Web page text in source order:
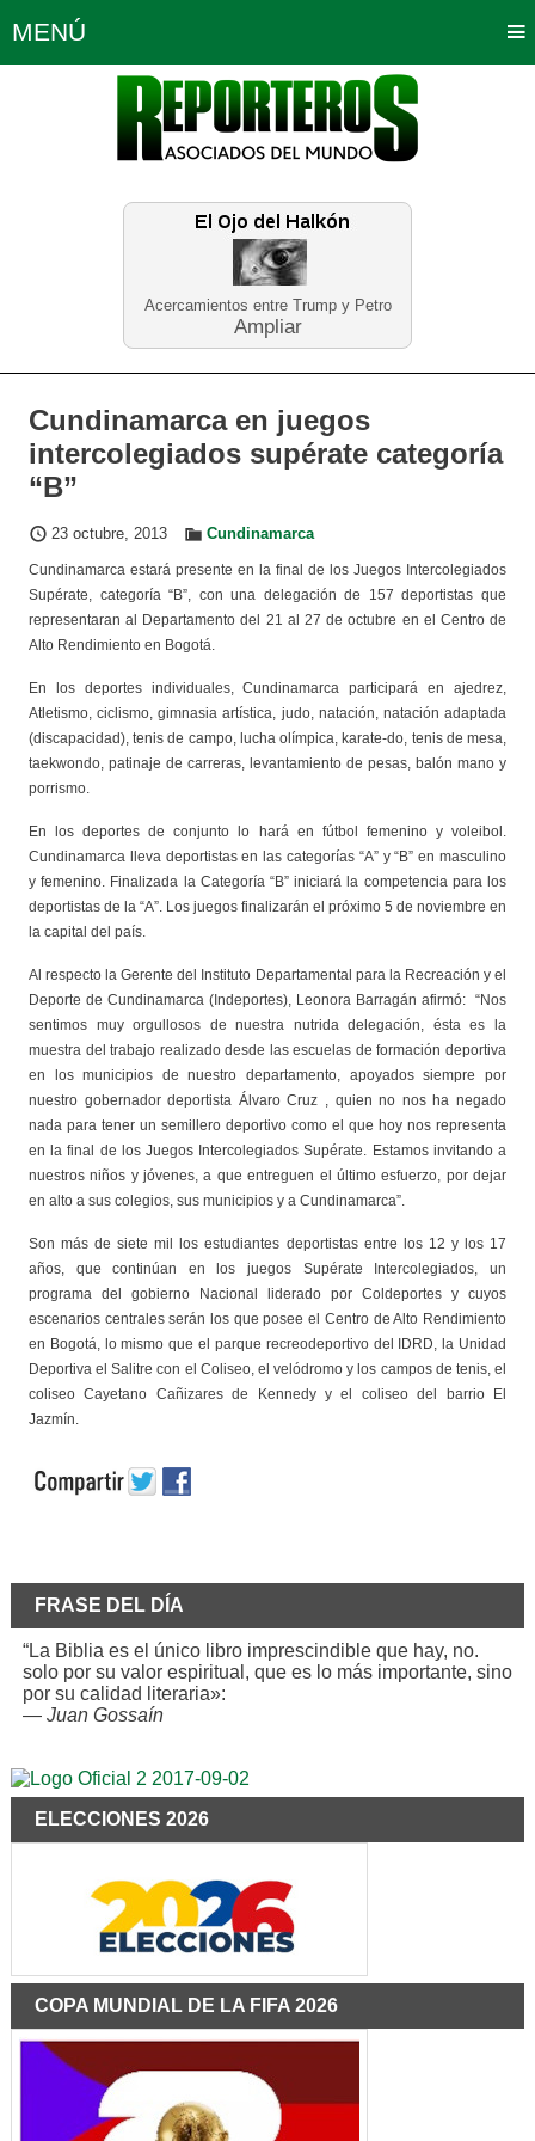
Acercamientos entre Trump y Petro
Ampliar
MENÚ
Política Opinión Bogotá
Planeta Tierra Deportes
Educación Neira
Cundinamarca en juegos
intercolegiados supérate categoría
“B”
23 octubre, 2013 Cundinamarca
Cundinamarca estará presente en la final de los Juegos Intercolegiados
Supérate, categoría “B”, con una delegación de 157 deportistas que
representaran al Departamento del 21 al 27 de octubre en el Centro de
Alto Rendimiento en Bogotá.
En los deportes individuales, Cundinamarca participará en ajedrez,
Atletismo, ciclismo, gimnasia artística, judo, natación, natación adaptada
(discapacidad), tenis de campo, lucha olímpica, karate-do, tenis de mesa,
taekwondo, patinaje de carreras, levantamiento de pesas, balón mano y
porrismo.
En los deportes de conjunto lo hará en fútbol femenino y voleibol.
Cundinamarca lleva deportistas en las categorías “A” y “B” en masculino
y femenino. Finalizada la Categoría “B” iniciará la competencia para los
deportistas de la “A”. Los juegos finalizarán el próximo 5 de noviembre en
la capital del país.
Al respecto la Gerente del Instituto Departamental para la Recreación y el
Deporte de Cundinamarca (Indeportes), Leonora Barragán afirmó: “Nos
sentimos muy orgullosos de nuestra nutrida delegación, ésta es la
muestra del trabajo realizado desde las escuelas de formación deportiva
en los municipios de nuestro departamento, apoyados siempre por
nuestro gobernador deportista Álvaro Cruz , quien no nos ha negado
nada para tener un semillero deportivo como el que hoy nos representa
en la final de los Juegos Intercolegiados Supérate. Estamos invitando a
nuestros niños y jóvenes, a que entreguen el último esfuerzo, por dejar
en alto a sus colegios, sus municipios y a Cundinamarca”.
Son más de siete mil los estudiantes deportistas entre los 12 y los 17
años, que continúan en los juegos Supérate Intercolegiados, un
programa del gobierno Nacional liderado por Coldeportes y cuyos
escenarios centrales serán los que posee el Centro de Alto Rendimiento
en Bogotá, lo mismo que el parque recreodeportivo del IDRD, la Unidad
Deportiva el Salitre con el Coliseo, el velódromo y los campos de tenis, el
coliseo Cayetano Cañizares de Kennedy y el coliseo del barrio El
Jazmín.
FRASE DEL DÍA
“La Biblia es el único libro imprescindible que hay, no.
solo por su valor espiritual, que es lo más importante, sino
por su calidad literaria»:
— Juan Gossaín
ELECCIONES 2026
COPA MUNDIAL DE LA FIFA 2026